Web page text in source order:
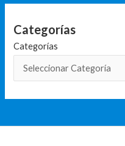
Categorías
Categorías